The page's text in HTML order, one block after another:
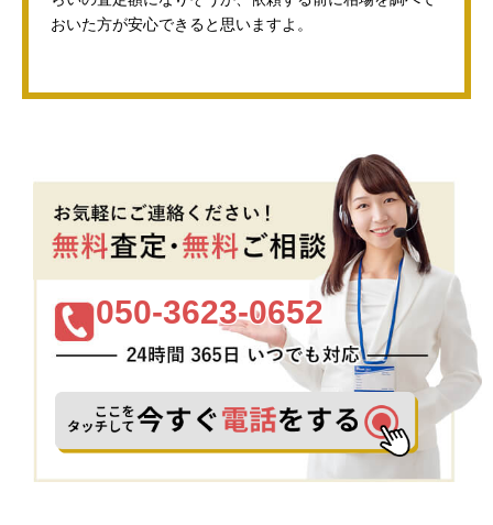
おいた方が安心できると思いますよ。
050-3623-0652